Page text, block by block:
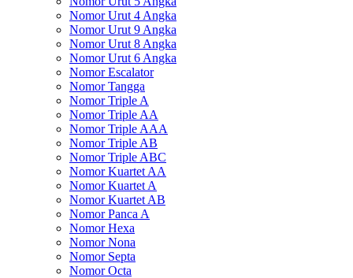
Nomor Urut 4 Angka
Nomor Urut 9 Angka
Nomor Urut 8 Angka
Nomor Urut 6 Angka
Nomor Escalator
Nomor Tangga
Nomor Triple A
Nomor Triple AA
Nomor Triple AAA
Nomor Triple AB
Nomor Triple ABC
Nomor Kuartet AA
Nomor Kuartet A
Nomor Kuartet AB
Nomor Panca A
Nomor Hexa
Nomor Nona
Nomor Septa
Nomor Octa